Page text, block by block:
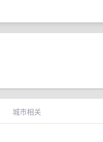
城市相关